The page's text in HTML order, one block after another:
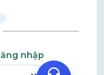
nhập